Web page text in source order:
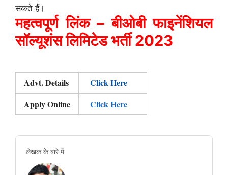
सकते हैं।
महत्वपूर्ण लिंक – बीओबी फाइनेंशियल
सॉल्यूशंस लिमिटेड भर्ती 2023
Advt. Details
Click Here
Apply Online
Click Here
लेखक के बारे में